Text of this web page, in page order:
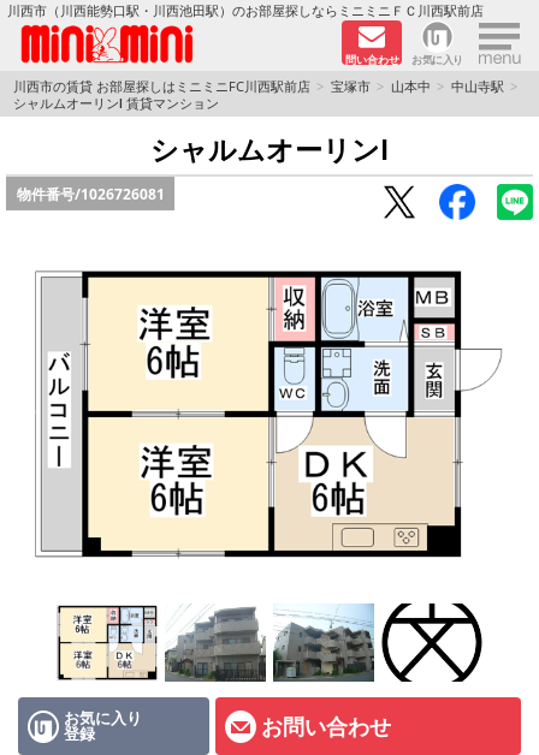
川西市（川西能勢口駅・川西池田駅）のお部屋探しならミニミニＦＣ川西駅前店
問い合わせ お気に入り ×
TOPページ
ペットOKの物件
路線·駅から探す
地域から探す
地図から探す
LINEおともだち
店舗情報·アクセス
会社概要
メールでお問い合わせ
川西市の賃貸 お部屋探しはミニミニFC川西駅前店 宝塚市 山本中
中山寺駅
シャルムオーリンⅠ 賃貸マンション
シャルムオーリンⅠ
物件番号/1026726081
お気に入り
登録 お問い合わせ